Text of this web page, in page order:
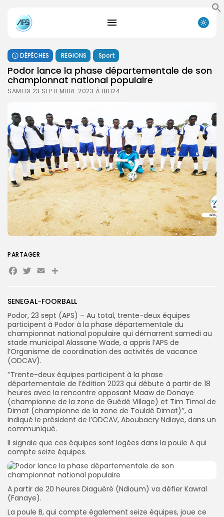
Search
for:
DÉPÊCHES REGIONS Sport
Podor lance la phase départementale de son
championnat national populaire
SAMEDI 23 SEPTEMBRE 2023 À 18H24
SENEGAL-FOORBALL
Podor, 23 sept (APS) – Au total, trente-deux équipes
participent à Podor à la phase départementale du
championnat national populaire qui démarrent samedi au
stade municipal Alassane Wade, a appris l’APS de
l’Organisme de coordination des activités de vacance
(ODCAV).
‘’Trente-deux équipes participent à la phase
départementale de l’édition 2023 qui débute à partir de 18
heures avec la rencontre opposant Maaw de Donaye
(championne de la zone de Guédé Village) et Tim Timol de
Dimat (championne de la zone de Touldé Dimat)’’, a
indiqué le président de l’ODCAV, Aboubacry Ndiaye, dans un
communiqué.
Il signale que ces équipes sont logées dans la poule A qui
compte seize équipes.
A partir de 20 heures Diaguéré (Ndioum) va défier Kawral
(Fanaye).
La poule B, qui compte également seize équipes, joue ce
PARTAGER
Facebook
Twitter
EmailPartager